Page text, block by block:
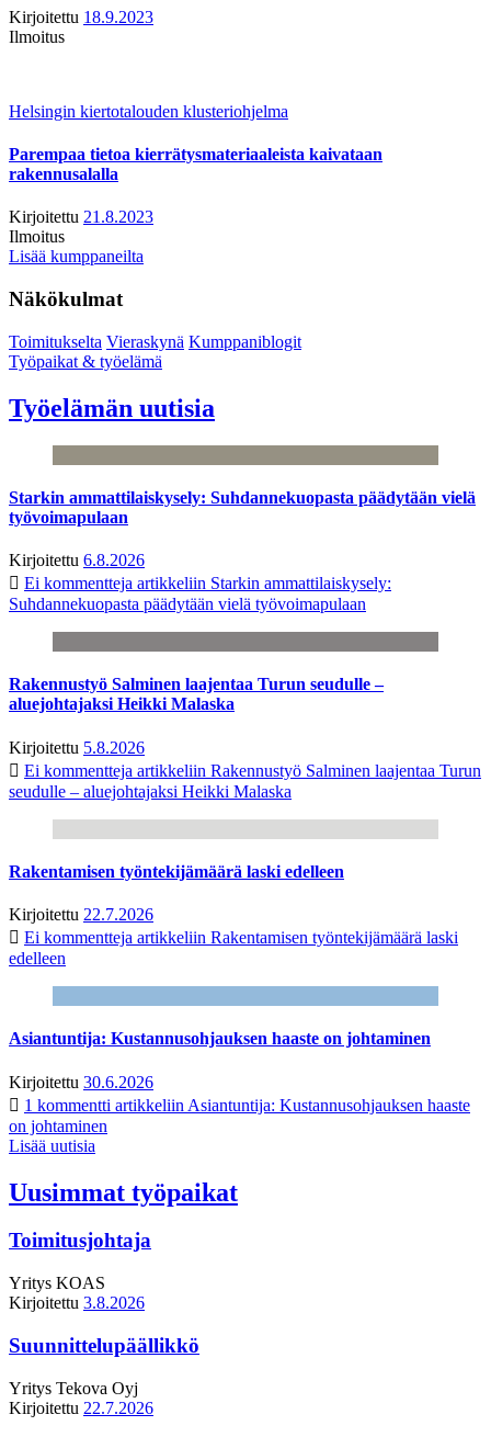
Kirjoitettu 18.9.2023
Ilmoitus
Helsingin kiertotalouden klusteriohjelma
Parempaa tietoa kierrätysmateriaaleista kaivataan
rakennusalalla
Kirjoitettu 21.8.2023
Ilmoitus
Lisää kumppaneilta
Näkökulmat
Toimitukselta Vieraskynä Kumppaniblogit
Työpaikat & työelämä
Työelämän uutisia
Starkin ammattilaiskysely: Suhdannekuopasta päädytään vielä
työvoimapulaan
Kirjoitettu 6.8.2026
Ei kommentteja artikkeliin Starkin ammattilaiskysely:
Suhdannekuopasta päädytään vielä työvoimapulaan
Rakennustyö Salminen laajentaa Turun seudulle –
aluejohtajaksi Heikki Malaska
Kirjoitettu 5.8.2026
Ei kommentteja artikkeliin Rakennustyö Salminen laajentaa Turun
seudulle – aluejohtajaksi Heikki Malaska
Rakentamisen työntekijämäärä laski edelleen
Kirjoitettu 22.7.2026
Ei kommentteja artikkeliin Rakentamisen työntekijämäärä laski
edelleen
Asiantuntija: Kustannusohjauksen haaste on johtaminen
Kirjoitettu 30.6.2026
1 kommentti artikkeliin Asiantuntija: Kustannusohjauksen haaste
on johtaminen
Lisää uutisia
Uusimmat työpaikat
Toimitusjohtaja
Yritys KOAS
Kirjoitettu 3.8.2026
Suunnittelupäällikkö
Yritys Tekova Oyj
Kirjoitettu 22.7.2026